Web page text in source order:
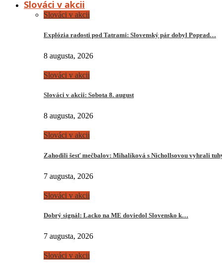
Slováci v akcii
Slováci v akcii
Explózia radosti pod Tatrami: Slovenský pár dobyl Poprad…
8 augusta, 2026
Slováci v akcii
Slováci v akcii: Sobota 8. august
8 augusta, 2026
Slováci v akcii
Zahodili šesť mečbalov: Mihalíková s Nichollsovou vyhrali
7 augusta, 2026
Slováci v akcii
Dobrý signál: Lacko na ME doviedol Slovensko k…
7 augusta, 2026
Slováci v akcii